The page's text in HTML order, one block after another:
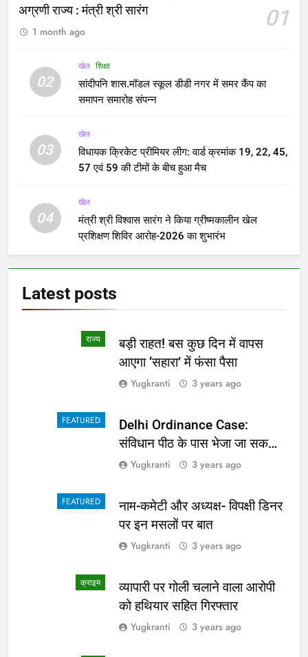
अग्रणी राज्य : मंत्री श्री सारंग
01
1 month ago
02
खेल शिक्षा
सांदीपनि शास.मॉडल स्कूल डीडी नगर में समर कैंप का
समापन समारोह संपन्न
03
खेल
विधायक क्रिकेट प्रीमियर लीग: वार्ड क्रमांक 19, 22, 45,
57 एवं 59 की टीमों के बीच हुआ मैच
04
खेल
मंत्री श्री विश्वास सारंग ने किया ग्रीष्मकालीन खेल
प्रशिक्षण शिविर आरोह-2026 का शुभारंभ
Latest posts
राज्य
बड़ी राहत! बस कुछ दिन में वापस
आएगा ‘सहारा’ में फंसा पैसा
Yugkranti 3 years ago
FEATURED
Delhi Ordinance Case:
संविधान पीठ के पास भेजा जा सकता
है अध्यादेश का मामला
Yugkranti 3 years ago
FEATURED
नाम-कमेटी और अध्यक्ष- विपक्षी डिनर
पर इन मसलों पर बात
Yugkranti 3 years ago
क्राइम
व्यापारी पर गोली चलाने वाला आरोपी
को हथियार सहित गिरफ्तार
Yugkranti 3 years ago